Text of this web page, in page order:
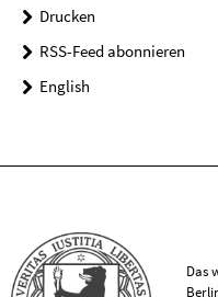
Drucken
RSS-Feed abonnieren
English
Das